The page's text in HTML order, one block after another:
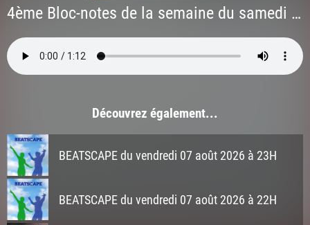
4ème Bloc-notes de la semaine du samedi 27 juin 2026
Découvrez également...
BEATSCAPE du vendredi 07 août 2026 à 23H
BEATSCAPE du vendredi 07 août 2026 à 22H